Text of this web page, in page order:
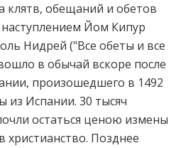
клятв, обещаний и обетов
Йом Кипур
Нидрей ("Все обеты и все
в обычай вскоре после
произошедшего в 1492
из Испании. 30 тысяч
остаться ценою измены
христианство. Позднее